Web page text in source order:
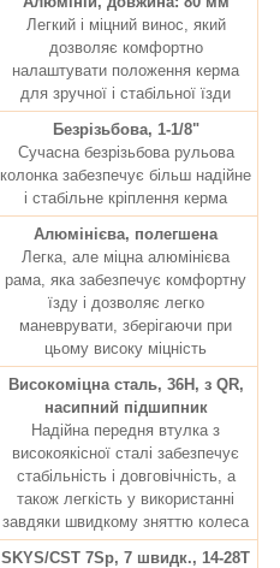
Легкий і міцний винос, який
дозволяє комфортно
налаштувати положення керма
для зручної і стабільної їзди
Безрізьбова, 1-1/8"
Сучасна безрізьбова рульова
колонка забезпечує більш надійне
і стабільне кріплення керма
Алюмінієва, полегшена
Легка, але міцна алюмінієва
рама, яка забезпечує комфортну
їзду і дозволяє легко
маневрувати, зберігаючи при
цьому високу міцність
Високоміцна сталь, 36H, з QR,
насипний підшипник
Надійна передня втулка з
високоякісної сталі забезпечує
стабільність і довговічність, а
також легкість у використанні
завдяки швидкому зняттю колеса
SKYS/CST 7Sp, 7 швидк., 14-28Т